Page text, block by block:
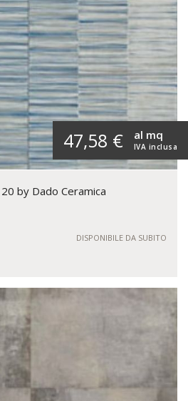
47,58 € IVA inclusa
al mq
by Dado Ceramica
DISPONIBILE DA SUBITO